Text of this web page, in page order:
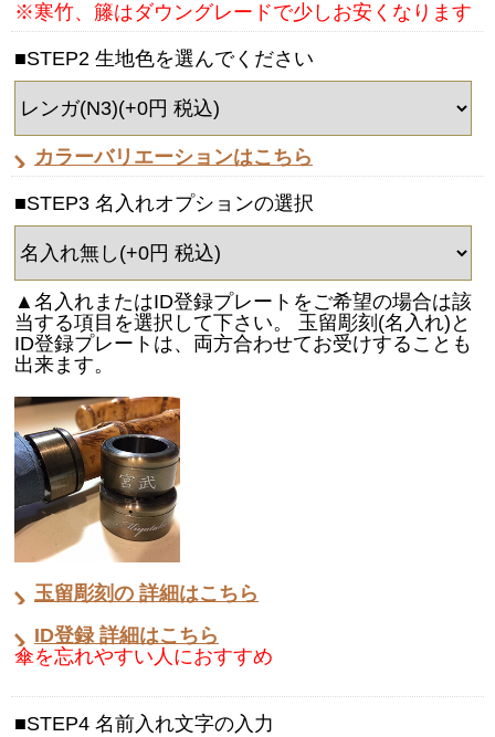
※寒竹、籐はダウングレードで少しお安くなります
■STEP2 生地色を選んでください
カラーバリエーションはこちら
■STEP3 名入れオプションの選択
▲名入れまたはID登録プレートをご希望の場合は該
当する項目を選択して下さい。 玉留彫刻(名入れ)と
ID登録プレートは、両方合わせてお受けすることも
出来ます。
玉留彫刻の 詳細はこちら
ID登録 詳細はこちら
傘を忘れやすい人におすすめ
■STEP4 名前入れ文字の入力